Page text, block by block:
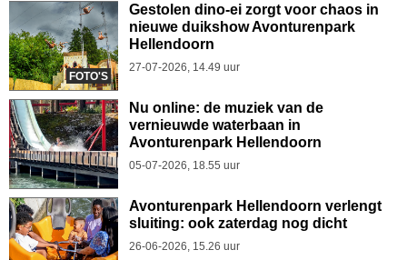
FOTO'S
Gestolen dino-ei zorgt voor chaos in
nieuwe duikshow Avonturenpark
Hellendoorn
27-07-2026, 14.49 uur
Nu online: de muziek van de
vernieuwde waterbaan in
Avonturenpark Hellendoorn
05-07-2026, 18.55 uur
Avonturenpark Hellendoorn verlengt
sluiting: ook zaterdag nog dicht
26-06-2026, 15.26 uur